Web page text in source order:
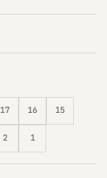
17 16 15
2 1